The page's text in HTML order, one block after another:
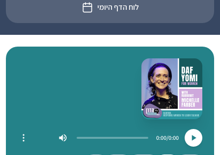
לוח הדף היומי
0:00
0:00